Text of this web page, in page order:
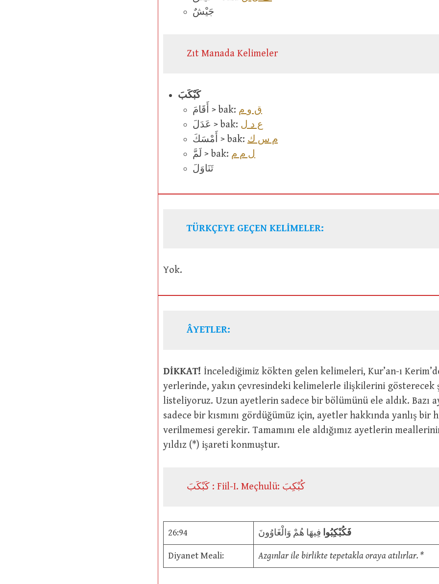
جَيْشٌ
Zıt Manada Kelimeler
كَبْكَبَ
أَقَامَ > bak: ق و م
عَدَلَ > bak: ع د ل
أَمْسَكَ > bak: م س ك
لَمَّ > bak: ل م م
تَنَاوَلَ
TÜRKÇEYE GEÇEN KELİMELER:
Yok.
ÂYETLER:
DİKKAT! İncelediğimiz kökten gelen kelimeleri, Kur’an-ı
yerlerinde, yakın çevresindeki kelimelerle ilişkilerini gösterecek
listeliyoruz. Uzun ayetlerin sadece bir bölümünü ele aldık. Bazı
sadece bir kısmını gördüğümüz için, ayetler hakkında yanlış bir
verilmemesi gerekir. Tamamını ele aldığımız ayetlerin
yıldız (*) işareti konmuştur.
كَبْكَبَ : Fiil-I. Meçhulü: كُبْكِبَ
26:94 فَكُبْكِبُوا فِيهَا هُمْ وَالْغَاوُونَ
Diyanet Meali: Azgınlar ile birlikte tepetakla oraya atılırlar. *